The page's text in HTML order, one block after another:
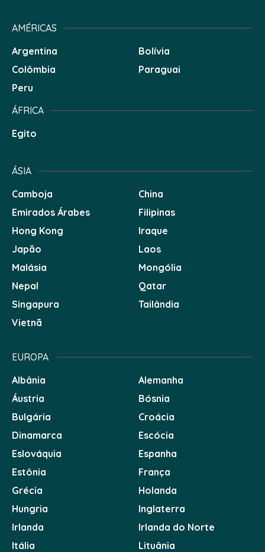
AMÉRICAS
Argentina
Bolívia
Colômbia
Paraguai
Peru
ÁFRICA
Egito
ÁSIA
Camboja
China
Emirados Árabes
Filipinas
Hong Kong
Iraque
Japão
Laos
Malásia
Mongólia
Nepal
Qatar
Singapura
Tailândia
Vietnã
EUROPA
Albânia
Alemanha
Áustria
Bósnia
Bulgária
Croácia
Dinamarca
Escócia
Eslováquia
Espanha
Estônia
França
Grécia
Holanda
Hungria
Inglaterra
Irlanda
Irlanda do Norte
Itália
Lituânia